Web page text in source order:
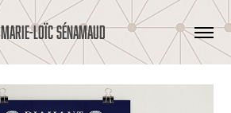
MARIE-LOÏC SÉNAMAUD